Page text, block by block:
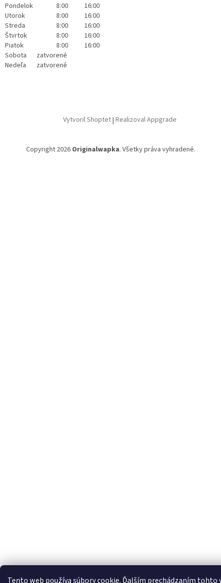
Tento web používa súbory cookie. Ďalším prechádzaním tohto
Pondelok
8:00
16:00
Utorok
8:00
16:00
Streda
8:00
16:00
Štvrtok
8:00
16:00
Piatok
8:00
16:00
Sobota
zatvorené
Nedeľa
zatvorené
Vytvoril Shoptet| Realizoval Appgrade
Copyright 2026 Originalwapka. Všetky práva vyhradené.